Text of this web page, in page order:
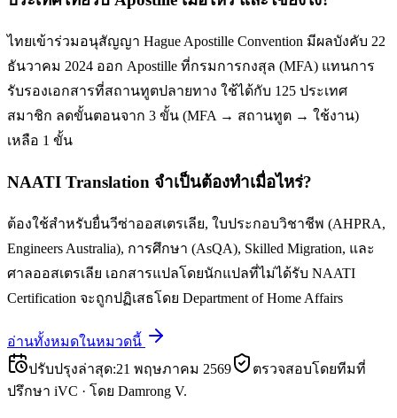
ไทยเข้าร่วมอนุสัญญา Hague Apostille Convention มีผลบังคับ 22
ธันวาคม 2024 ออก Apostille ที่กรมการกงสุล (MFA) แทนการ
รับรองเอกสารที่สถานทูตปลายทาง ใช้ได้กับ 125 ประเทศ
สมาชิก ลดขั้นตอนจาก 3 ขั้น (MFA → สถานทูต → ใช้งาน)
เหลือ 1 ขั้น
NAATI Translation จำเป็นต้องทำเมื่อไหร่?
ต้องใช้สำหรับยื่นวีซ่าออสเตรเลีย, ใบประกอบวิชาชีพ (AHPRA,
Engineers Australia), การศึกษา (AsQA), Skilled Migration, และ
ศาลออสเตรเลีย เอกสารแปลโดยนักแปลที่ไม่ได้รับ NAATI
Certification จะถูกปฏิเสธโดย Department of Home Affairs
อ่านทั้งหมดในหมวดนี้
ปรับปรุงล่าสุด:21 พฤษภาคม 2569
ตรวจสอบโดยทีมที่
ปรึกษา iVC · โดย Damrong V.